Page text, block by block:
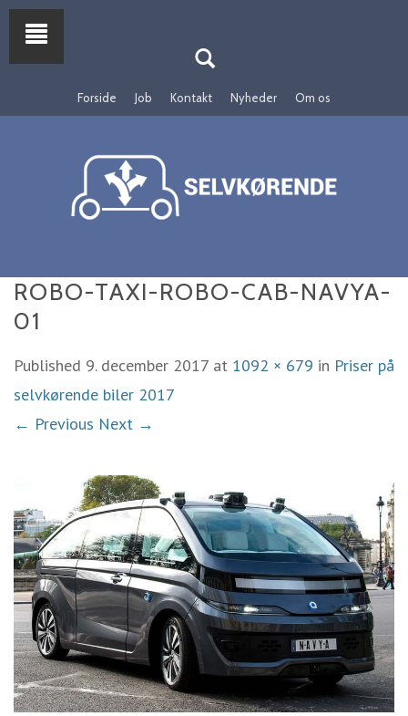
Forside Job Kontakt Nyheder Om os
ROBO-TAXI-ROBO-CAB-NAVYA-
01
Published 9. december 2017 at 1092 × 679 in Priser på
selvkørende biler 2017
← Previous Next →